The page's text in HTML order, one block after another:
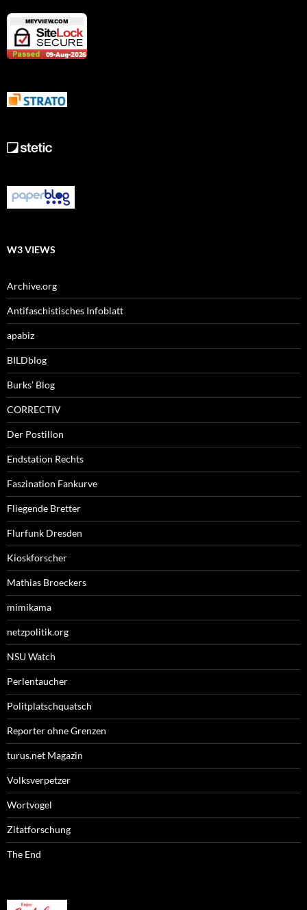
W3 VIEWS
Archive.org
Antifaschistisches Infoblatt
apabiz
BILDblog
Burks’ Blog
CORRECTIV
Der Postillon
Endstation Rechts
Faszination Fankurve
Fliegende Bretter
Flurfunk Dresden
Kioskforscher
Mathias Broeckers
mimikama
netzpolitik.org
NSU Watch
Perlentaucher
Politplatschquatsch
Reporter ohne Grenzen
turus.net Magazin
Volksverpetzer
Wortvogel
Zitatforschung
The End